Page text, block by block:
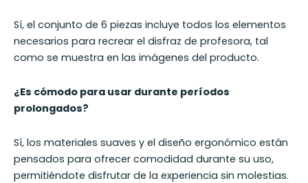
Sí, el conjunto de 6 piezas incluye todos los elementos
necesarios para recrear el disfraz de profesora, tal
como se muestra en las imágenes del producto.
¿Es cómodo para usar durante períodos
prolongados?
Sí, los materiales suaves y el diseño ergonómico están
pensados para ofrecer comodidad durante su uso,
permitiéndote disfrutar de la experiencia sin molestias.